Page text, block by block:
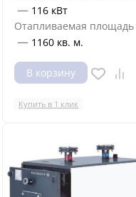
— 116 кВт
Отапливаемая площадь
— 1160 кв. м.
В корзину
Купить в 1 клик